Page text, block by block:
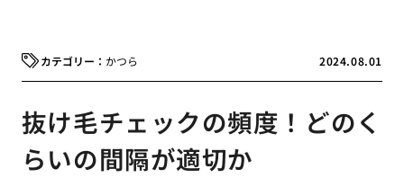
2024.08.01
かつら
抜け毛チェックの頻度！どのく
らいの間隔が適切か